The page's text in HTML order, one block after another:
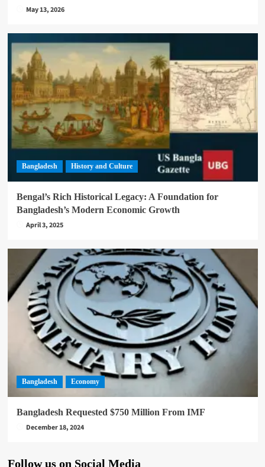
May 13, 2026
Bangladesh History and Culture
Bengal’s Rich Historical Legacy: A Foundation for
Bangladesh’s Modern Economic Growth
April 3, 2025
Bangladesh Economy
Bangladesh Requested $750 Million From IMF
December 18, 2024
Follow us on Social Media